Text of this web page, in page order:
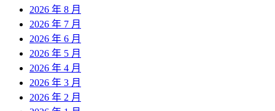
2026 年 8 月
2026 年 7 月
2026 年 6 月
2026 年 5 月
2026 年 4 月
2026 年 3 月
2026 年 2 月